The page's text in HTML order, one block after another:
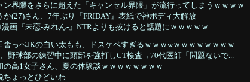
ン界隈をさらに超えた「キャンセル界隈」が流行ってしまうｗｗｗｗ
か(27)さん、7年ぶり『FRIDAY』表紙で神ボディ大解放
漫画『未恋-みれん-』NTRよりも抜けると話題にｗｗｗｗｗ
舎っぺJKの白い太もも、ドスケベすぎるｗｗｗwｗｗｗｗｗｗｗｗ...
、野球部の練習中に頭部を強打しCT検査→70代医師「問題ないで...
の高1女子さん、夏の体験談ｗｗｗｗｗｗｗｗ
ちょっとひどいわ